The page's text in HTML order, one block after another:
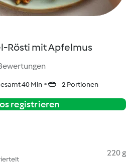
Rösti mit Apfelmus
40 Min 2 Portionen
registrieren
220 g